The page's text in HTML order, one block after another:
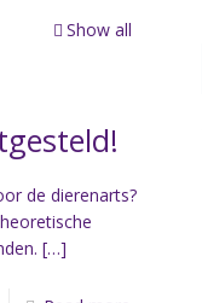
Show all
de dierenarts?
[…]